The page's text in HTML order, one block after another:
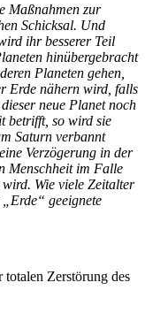
Maßnahmen zur
Schicksal. Und
ihr besserer Teil
hinübergebracht
Planeten gehen,
Erde nä­hern wird, falls
neue Planet noch
betrifft, so wird sie
Saturn verbannt
Verzögerung in der
Menschheit im Falle
Wie viele Zeitalter
ge­eignete
Zerstörung des